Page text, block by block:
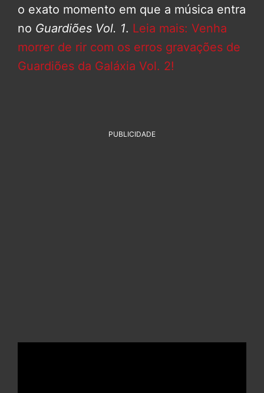
o exato momento em que a música entra
no Guardiões Vol. 1. Leia mais: Venha
morrer de rir com os erros gravações de
Guardiões da Galáxia Vol. 2!
PUBLICIDADE